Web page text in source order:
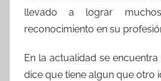
llevado a lograr
reconocimiento en su
En la actualidad se
dice que tiene algun que otro